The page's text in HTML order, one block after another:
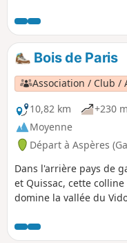
Bois de Paris
Association / Club /
10,82 km
+230 m
Moyenne
Départ à Aspères
Dans l'arrière pays de
et Quissac, cette
domine la vallée du